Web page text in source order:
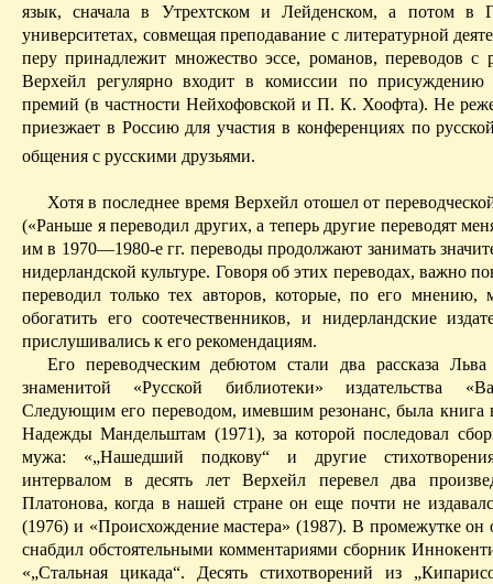
язык, сначала в Утрехтскоми Лейденском, а потом в
университетах, совмещая преподавание с литературной
перу принадлежит множество эссе, романов, переводов с
Верхейл регулярно входит в комиссии по присуждению
премий (в частности Нейхофовской и П. К. Хоофта). Не
приезжает в Россию для участия в конференциях по
общения с русскими друзьями.
Хотя в последнее время Верхейлотошел от
(«Раньше я переводил других, а теперь другие пере­водят
им в 1970—1980-е гг. перево­ды продолжают занимать
нидерландской культуре. Говоря об этих переводах, важно
переводил только тех авторов, которые, по его мнению,
обогатить его соотечественников, и нидерландские
прислушивались к его рекомендациям.
Его переводческим дебютом стали два рассказа Льва
знаменитой «Русской библиотеки» издательства
Следующим его переводом, имевшим резонанс, была книга
Надежды Мандельштам (1971), за которой последовал
мужа: «„Нашедший подкову“ и другие
интервалом в десять лет Верхейл перевел два
Платонова, когда в нашей стране он еще почти не
(1976) и «Происхождение мастера» (1987). В промежутке он
снабдил обстоятельными комментариями сборник
«„Стальная цикада“. Десять стихо­творений из